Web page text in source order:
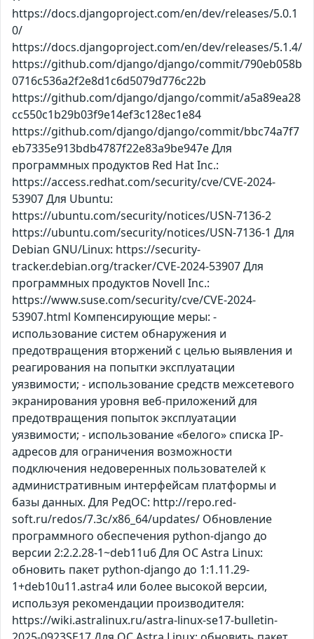
https://docs.djangoproject.com/en/dev/releases/5.0.1
0/
https://docs.djangoproject.com/en/dev/releases/5.1.4/
https://github.com/django/django/commit/790eb058b
0716c536a2f2e8d1c6d5079d776c22b
https://github.com/django/django/commit/a5a89ea28
cc550c1b29b03f9e14ef3c128ec1e84
https://github.com/django/django/commit/bbc74a7f7
eb7335e913bdb4787f22e83a9be947e Для
программных продуктов Red Hat Inc.:
https://access.redhat.com/security/cve/CVE-2024-
53907 Для Ubuntu:
https://ubuntu.com/security/notices/USN-7136-2
https://ubuntu.com/security/notices/USN-7136-1 Для
Debian GNU/Linux: https://security-
tracker.debian.org/tracker/CVE-2024-53907 Для
программных продуктов Novell Inc.:
https://www.suse.com/security/cve/CVE-2024-
53907.html Компенсирующие меры: -
использование систем обнаружения и
предотвращения вторжений с целью выявления и
реагирования на попытки эксплуатации
уязвимости; - использование средств межсетевого
экранирования уровня веб-приложений для
предотвращения попыток эксплуатации
уязвимости; - использование «белого» списка IP-
адресов для ограничения возможности
подключения недоверенных пользователей к
административным интерфейсам платформы и
базы данных. Для РедОС: http://repo.red-
soft.ru/redos/7.3c/x86_64/updates/ Обновление
программного обеспечения python-django до
версии 2:2.2.28-1~deb11u6 Для ОС Astra Linux:
обновить пакет python-django до 1:1.11.29-
1+deb10u11.astra4 или более высокой версии,
используя рекомендации производителя:
https://wiki.astralinux.ru/astra-linux-se17-bulletin-